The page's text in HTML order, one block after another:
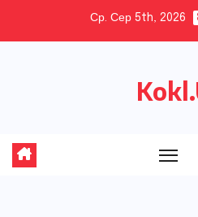
Ср. Сер 5th, 2026